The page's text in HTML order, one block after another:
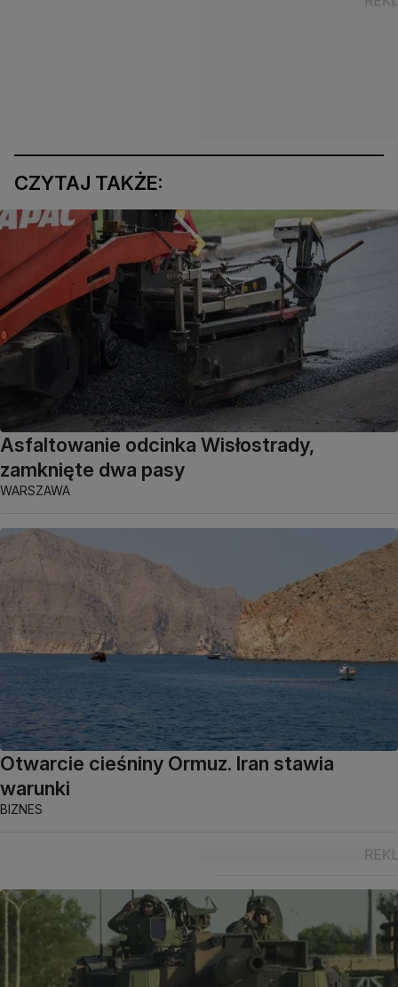
CZYTAJ TAKŻE:
Asfaltowanie odcinka Wisłostrady,
zamknięte dwa pasy
WARSZAWA
Otwarcie cieśniny Ormuz. Iran stawia
warunki
BIZNES